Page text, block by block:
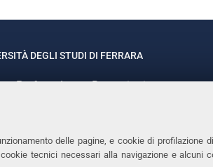
delle pagine, e cookie di profilazione
tecnici necessari alla navigazione e
DEGLI STUDI DI FERRARA
Prof.ssa Laura Ramaciotti